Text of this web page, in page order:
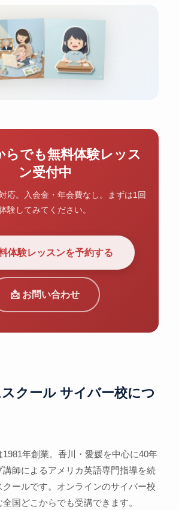
らでも無料体験レッス
ン受付中
応。入会金・年会費なし。まずは1回
験してみてください。
体験レッスンを予約する
📩 お問い合わせ
クール サイバー校につ
1981年創業。香川・愛媛を中心に40年
講師によるアメリカ英語専門指導を続
ールです。オンラインのサイバー校
国どこからでも受講できます。